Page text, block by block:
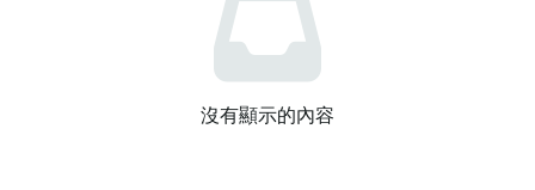
沒有顯示的內容